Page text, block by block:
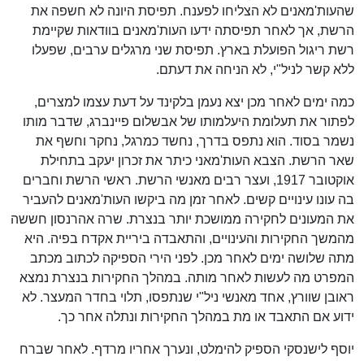
שהעות'מאנים לא הצליחו לפענח. תפיסת היונה לא חשפה את
הרשת, אך לאחר תפיסתה ידעו העות'מאנים בוודאות שקיימת
רשת ריגול הפועלת בארץ. תפיסת שני מרגלים ערבים, שפעלו
ללא קשר לניל"י, לא הניחה את דעתם.
כמה ימים לאחר מכן יצא נעמן בלקינד על דעת עצמו למצרים,
לפתור את תעלומת היעלמותו של אבשלום פיינברג, שדבר מותו
נשמר בסוד. הוא נתפס בדרך, נחשד כמרגל, נחקר וחשף את
שאר הרשת. הצבא העות'מאני כיתר את זכרון יעקב בתחילת
אוקטובר 1917, ועצר רבים מאנשי הרשת. ראשי הרשת וחברים
בה עונו עינויים קשים. לאחר זמן מה ביקשו העות'מאנים להעביר
את המעונים לחקירה ממושכת יותר בנצרת. שרה אהרנסון חששה
מהמשך החקירות והעינויים, והתאבדה ביריית אקדח בפיה. היא
מתה שלושה ימים לאחר מכן. לפני הירי הספיקה לכתוב מכתב
המפרט מה לעשות לאחר מותה. במהלך החקירות בנצרת נמצא
ראובן שוורץ, אחד מאנשי ניל"י שנתפסו, תלוי בחדר המעצר. לא
ידוע אם התאבד או מת במהלך החקירות ונתלה אחר כך.
יוסף לישנסקי הספיק להימלט, ונערך אחריו מרדף. לאחר שברח